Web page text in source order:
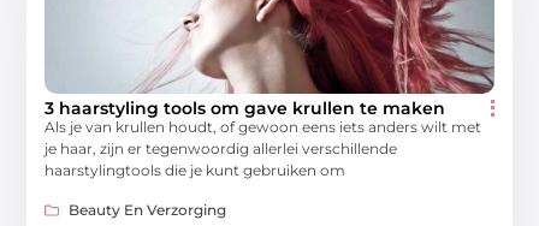
3 haarstyling tools om gave krullen te maken
Als je van krullen houdt, of gewoon eens iets anders wilt met
je haar, zijn er tegenwoordig allerlei verschillende
haarstylingtools die je kunt gebruiken om
Beauty En Verzorging